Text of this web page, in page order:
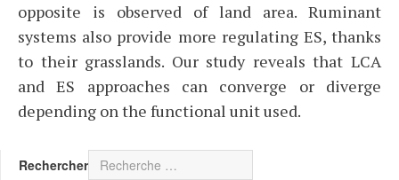
opposite is observed of land area. Ruminant
systems also provide more regulating ES, thanks
to their grasslands. Our study reveals that LCA
and ES approaches can converge or diverge
depending on the functional unit used.
Rechercher